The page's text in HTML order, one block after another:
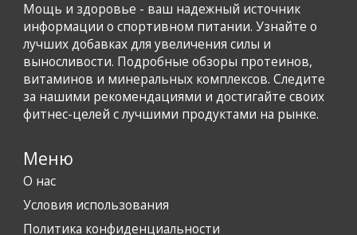
Мощь и здоровье - ваш надежный источник
информации о спортивном питании. Узнайте о
лучших добавках для увеличения силы и
выносливости. Подробные обзоры протеинов,
витаминов и минеральных комплексов. Следите
за нашими рекомендациями и достигайте своих
фитнес-целей с лучшими продуктами на рынке.
Меню
О нас
Условия использования
Политика конфиденциальности